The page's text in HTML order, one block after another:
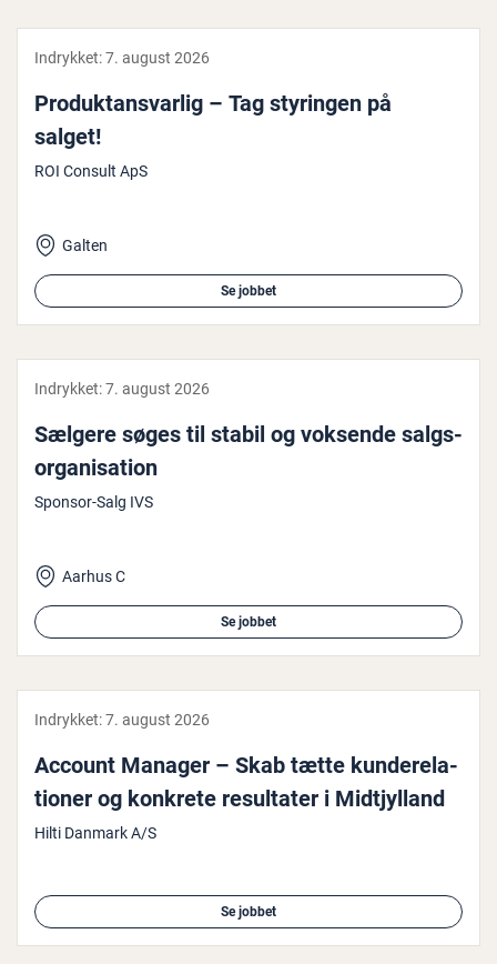
Indrykket:7. august 2026
Pro­duktansvar­lig – Tag styringen på
salget!
ROI Consult ApS
Galten
Se jobbet
Indrykket:7. august 2026
Sælgere søges til stabil og voksende salgs­
or­ga­ni­sa­tion
Sponsor-Salg IVS
Aarhus C
Se jobbet
Indrykket:7. august 2026
Account Manager – Skab tætte kun­de­re­la­
tio­ner og konkrete re­sul­ta­ter i Midtjyl­land
Hilti Danmark A/S
Se jobbet